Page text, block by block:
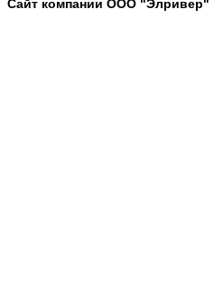
Сайт компании ООО "Элривер"